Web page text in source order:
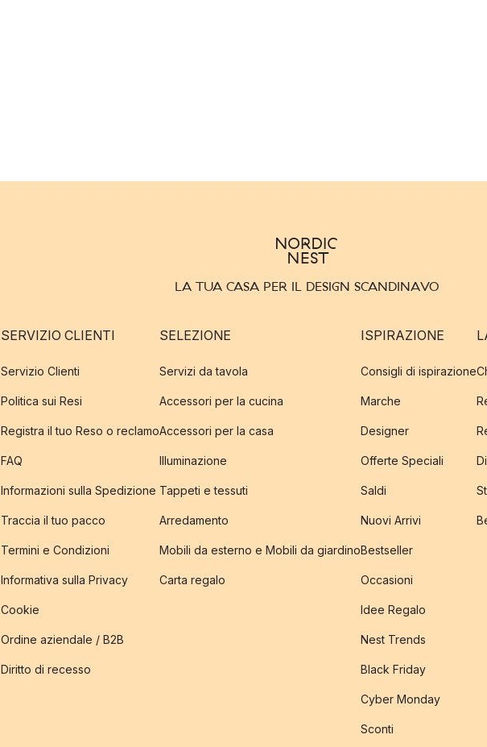
LA TUA CASA PER IL DESIGN SCANDINAVO
SERVIZIO CLIENTI
Servizio Clienti
Politica sui Resi
Registra il tuo Reso o reclamo
FAQ
Informazioni sulla Spedizione
Traccia il tuo pacco
Termini e Condizioni
Informativa sulla Privacy
Cookie
Ordine aziendale / B2B
Diritto di recesso
SELEZIONE
Servizi da tavola
Accessori per la cucina
Accessori per la casa
Illuminazione
Tappeti e tessuti
Arredamento
Mobili da esterno e Mobili da giardino
Carta regalo
ISPIRAZIONE
Consigli di ispirazione
Marche
Designer
Offerte Speciali
Saldi
Nuovi Arrivi
Bestseller
Occasioni
Idee Regalo
Nest Trends
Black Friday
Cyber Monday
Sconti